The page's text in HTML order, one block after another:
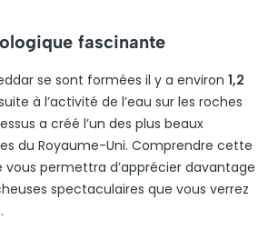
fascinante
se sont formées il y a environ 1,2
à l’activité de l’eau sur les roches
a créé l’un des plus beaux
du Royaume-Uni. Comprendre cette
vous permettra d’apprécier davantage
spectaculaires que vous verrez